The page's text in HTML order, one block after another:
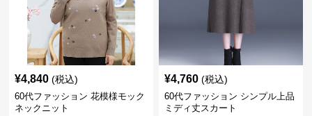
¥4,840 (税込)
60代ファッション 花模様モック
ネックニット
¥4,760 (税込)
60代ファッション シンプル上品
ミディ丈スカート